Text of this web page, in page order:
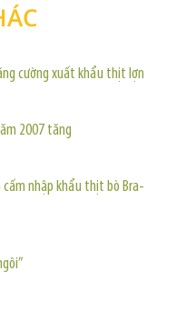
cường xuất khẩu thịt lợn
2007 tăng
cấm nhập khẩu thịt bò Bra-